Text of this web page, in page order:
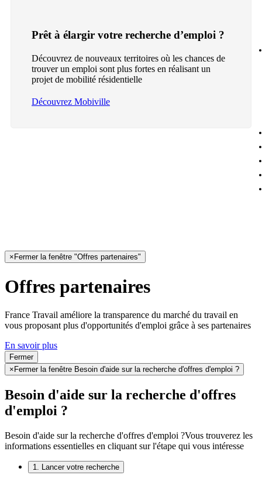
Prêt à élargir votre recherche d’emploi ?
Découvrez de nouveaux territoires où les chances de
trouver un emploi sont plus fortes en réalisant un
projet de mobilité résidentielle
Découvrez Mobiville
× Fermer la fenêtre "Offres partenaires"
Offres partenaires
France Travail améliore la transparence du marché du travail en
vous proposant plus d'opportunités d'emploi grâce à ses partenaires
En savoir plus
Fermer
× Fermer la fenêtre Besoin d'aide sur la recherche d'offres d'emploi ?
Besoin d'aide sur la recherche d'offres
d'emploi ?
Besoin d'aide sur la recherche d'offres d'emploi ?Vous trouverez les
informations essentielles en cliquant sur l'étape qui vous intéresse
1. Lancer votre recherche